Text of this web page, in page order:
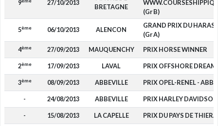
9 27/10/2013
BRETAGNE
(Gr B)
5ème 06/10/2013 ALENCON
GRAND PRIX DU HARAS
(Gr A)
4ème 27/09/2013 MAUQUENCHY PRIX HORSE WINNER
2ème 17/09/2013 LAVAL PRIX OFFSHORE DREAM
3ème 08/09/2013 ABBEVILLE PRIX OPEL-RENEL -
- 24/08/2013 ABBEVILLE PRIX HARLEY DAVIDSON
- 15/08/2013 LA CAPELLE PRIX DU PAYS DE